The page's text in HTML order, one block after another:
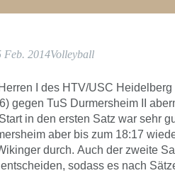
Feb. 2014Volleyball
I des HTV/USC
gegen TuS Durmersheim II
in den ersten Satz war sehr
aber bis zum 18:17
durch. Auch der zweite
sodass es nach